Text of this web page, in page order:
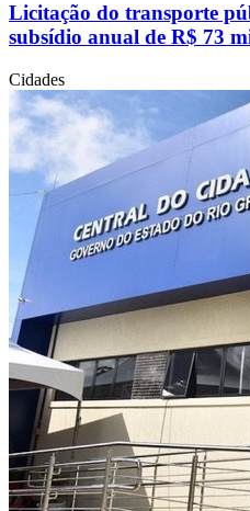
Licitação do transporte
subsídio anual de R$ 73
Cidades